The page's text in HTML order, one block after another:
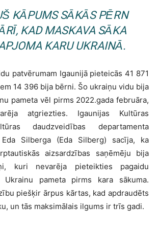
KĀPUMS SĀKĀS PĒRN
KAD MASKAVA SĀKA
KARU UKRAINĀ.
patvērumam Igaunijā pieteicās 41 871
14 396 bija bērni. Šo ukraiņu vidu bija
pameta vēl pirms 2022.gada februāra,
atgriezties. Igaunijas Kultūras
daudzveidības departamenta
Eda Silberga (Eda Silberg) sacīja, ka
aizsardzības saņēmēju bija
kuri nevarēja pieteikties pagaidu
Ukrainu pameta pirms kara sākuma.
piešķir ārpus kārtas, kad apdraudēts
un tās maksimālais ilgums ir trīs gadi.